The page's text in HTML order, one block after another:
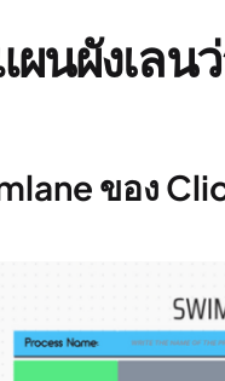
นผังเลน
ของ